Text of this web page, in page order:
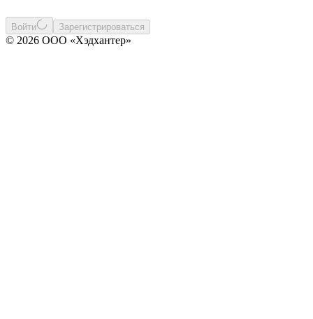
Войти Зарегистрироваться
© 2026 ООО «Хэдхантер»